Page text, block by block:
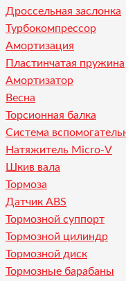
Дроссельная заслонка
Турбокомпрессор
Амортизация
Пластинчатая пружина
Амортизатор
Весна
Торсионная балка
Система
Натяжитель Micro-V
Шкив вала
Тормоза
Датчик ABS
Тормозной суппорт
Тормозной цилиндр
Тормозной диск
Тормозные барабаны